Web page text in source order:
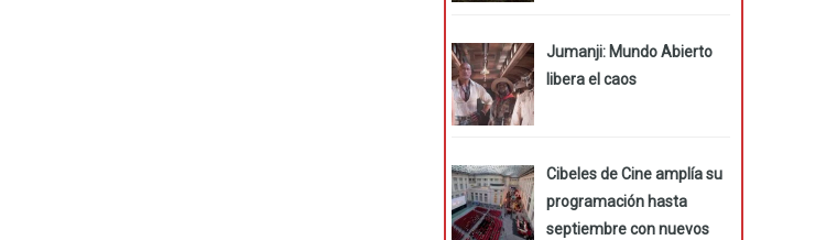
Jumanji: Mundo Abierto
libera el caos
Cibeles de Cine amplía su
programación hasta
septiembre con nuevos